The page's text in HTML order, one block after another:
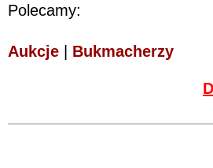
Polecamy:
Aukcje | Bukmacherzy